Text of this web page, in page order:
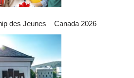
des Jeunes – Canada 2026